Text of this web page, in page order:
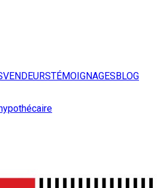
VENDEURSTÉMOIGNAGESBLOG